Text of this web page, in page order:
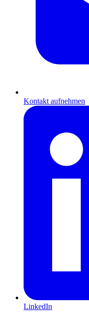
Kontakt aufnehmen
LinkedIn